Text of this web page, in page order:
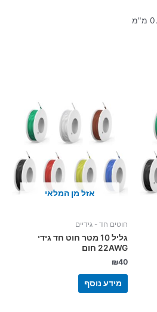
אזל מן המלאי
חוטים חד - גידיים
גליל 10 מטר חוט חד גידי
22AWG חום
₪40
מידע נוסף